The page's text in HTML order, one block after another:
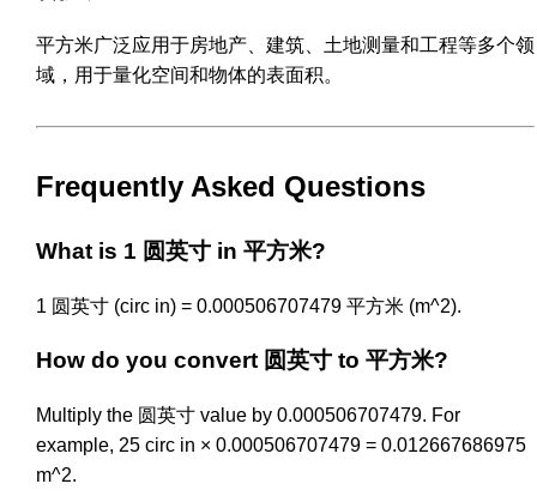
平方米广泛应用于房地产、建筑、土地测量和工程等多个领
域，用于量化空间和物体的表面积。
Frequently Asked Questions
What is 1 圆英寸 in 平方米?
1 圆英寸 (circ in) = 0.000506707479 平方米 (m^2).
How do you convert 圆英寸 to 平方米?
Multiply the 圆英寸 value by 0.000506707479. For
example, 25 circ in × 0.000506707479 = 0.012667686975
m^2.